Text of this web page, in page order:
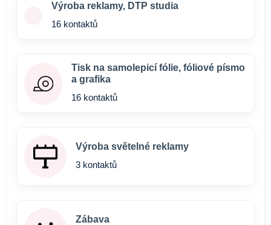
Výroba reklamy, DTP studia
16 kontaktů
Tisk na samolepicí fólie, fóliové písmo
a grafika
16 kontaktů
Výroba světelné reklamy
3 kontaktů
Zábava